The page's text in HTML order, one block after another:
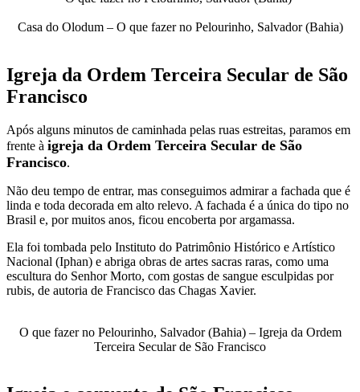
Casa do Olodum – O que fazer no Pelourinho, Salvador (Bahia)
Igreja da Ordem Terceira Secular de São
Francisco
Após alguns minutos de caminhada pelas ruas estreitas, paramos em
frente à igreja da Ordem Terceira Secular de São
Francisco.
Não deu tempo de entrar, mas conseguimos admirar a fachada que é
linda e toda decorada em alto relevo. A fachada é a única do tipo no
Brasil e, por muitos anos, ficou encoberta por argamassa.
Ela foi tombada pelo Instituto do Patrimônio Histórico e Artístico
Nacional (Iphan) e abriga obras de artes sacras raras, como uma
escultura do Senhor Morto, com gostas de sangue esculpidas por
rubis, de autoria de Francisco das Chagas Xavier.
O que fazer no Pelourinho, Salvador (Bahia) – Igreja da Ordem
Terceira Secular de São Francisco